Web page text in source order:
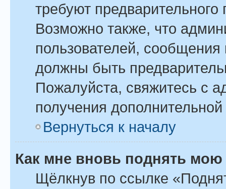
требуют
Возможно также, что
пользователей,
должны быть
Пожалуйста, свяжитесь с
получения
Вернуться к началу
Как мне вновь поднять мою
Щёлкнув по ссылке